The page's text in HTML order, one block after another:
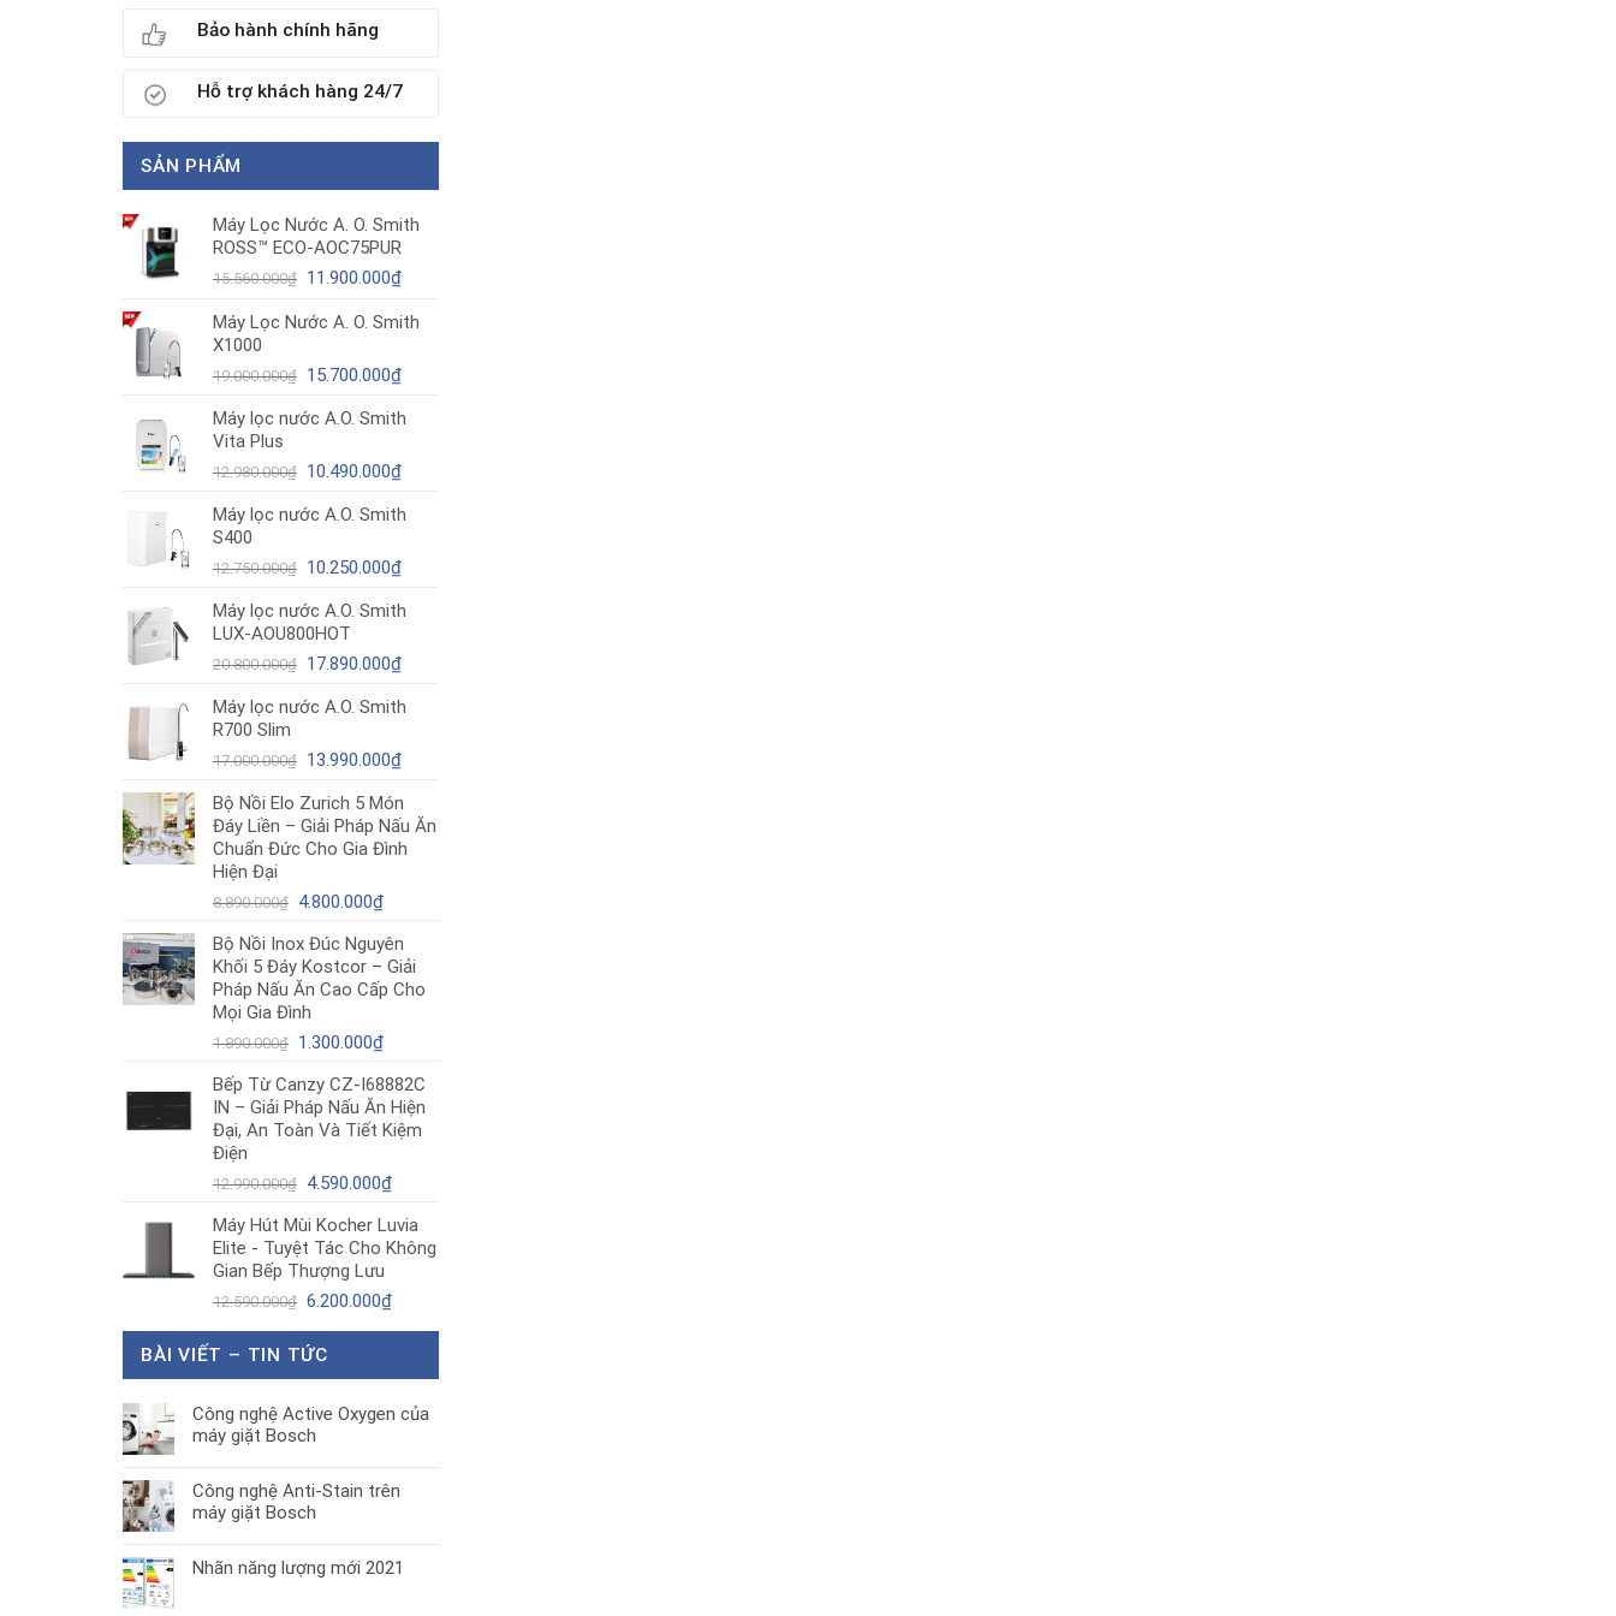
Bảo hành chính hãng
Hỗ trợ khách hàng 24/7
SẢN PHẨM
Máy Lọc Nước A. O. Smith
ROSS™ ECO-AOC75PUR
15.560.000₫ Giá
là:
11.900.000₫Giá
tại
11.900.000₫.
Máy Lọc Nước A. O. Smith
X1000
19.000.000₫ Giá
là:
15.700.000₫Giá
tại
15.700.000₫.
Máy lọc nước A.O. Smith
Vita Plus
12.980.000₫ Giá
là:
10.490.000₫Giá
tại
10.490.000₫.
Máy lọc nước A.O. Smith
S400
12.750.000₫ Giá
là:
12.750.000₫.
10.250.000₫Giá
tại
10.250.000₫.
Máy lọc nước A.O. Smith
LUX-AOU800HOT
20.800.000₫ Giá
là:
17.890.000₫Giá
tại
17.890.000₫.
Máy lọc nước A.O. Smith
R700 Slim
17.000.000₫ Giá
là:
17.000.000₫.
13.990.000₫Giá
tại
là:
13.990.000₫.
Bộ Nồi Elo Zurich 5 Món
Đáy Liền – Giải Pháp Nấu Ăn
Chuẩn Đức Cho Gia Đình
Hiện Đại
8.890.000₫ Giá
là:
8.890.000₫.
4.800.000₫Giá
tại
là:
4.800.000₫.
Bộ Nồi Inox Đúc Nguyên
Khối 5 Đáy Kostcor – Giải
Pháp Nấu Ăn Cao Cấp Cho
Mọi Gia Đình
1.890.000₫ Giá
là:
1.890.000₫.
1.300.000₫Giá
tại
là:
1.300.000₫.
Bếp Từ Canzy CZ-I68882C
IN – Giải Pháp Nấu Ăn Hiện
Đại, An Toàn Và Tiết Kiệm
Điện
12.990.000₫ Giá
là:
12.990.000₫.
4.590.000₫Giá
tại
là:
Máy Hút Mùi Kocher Luvia
Elite - Tuyệt Tác Cho Không
Gian Bếp Thượng Lưu
12.590.000₫ Giá
là:
6.200.000₫Giá
BÀI VIẾT – TIN TỨC
Công nghệ Active Oxygen của
máy giặt Bosch
Công nghệ Anti-Stain trên
máy giặt Bosch
Nhãn năng lượng mới 2021